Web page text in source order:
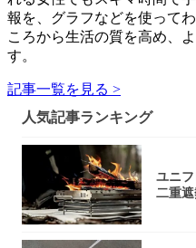
報を、グラフなどを使って
ころから生活の質を高め、
す。
記事一覧を見る >
人気記事ランキング
ユニ
二重